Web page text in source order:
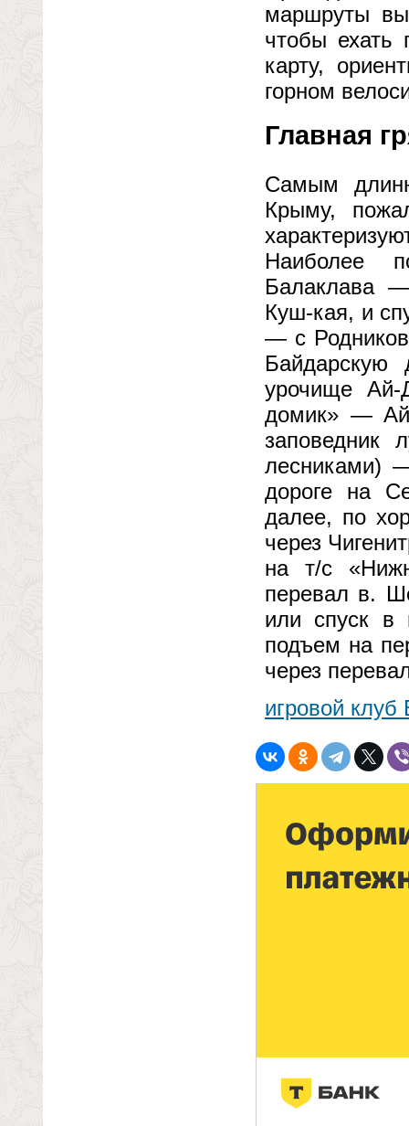
маршруты
чтобы ехать
карту,
горном
Главная
Самым
Крыму,
Наиболее
Балаклава
Куш-кая, и
— с
урочище
домик» —
заповедник
лесниками)
дороге на
далее, по
через
на т/с
перевал в.
или спуск в
подъем на
через
игровой клуб